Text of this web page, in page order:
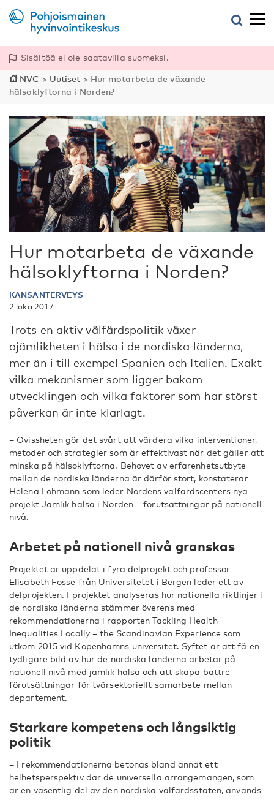
Sisältöä ei ole saatavilla suomeksi.
NVC > Uutiset > Hur motarbeta de växande
hälsoklyftorna i Norden?
Hur motarbeta de växande
hälsoklyftorna i Norden?
KANSANTERVEYS
2 loka 2017
Trots en aktiv välfärdspolitik växer
ojämlikheten i hälsa i de nordiska länderna,
mer än i till exempel Spanien och Italien. Exakt
vilka mekanismer som ligger bakom
utvecklingen och vilka faktorer som har störst
påverkan är inte klarlagt.
– Ovissheten gör det svårt att värdera vilka interventioner,
metoder och strategier som är effektivast när det gäller att
minska på hälsoklyftorna. Behovet av erfarenhetsutbyte
mellan de nordiska länderna är därför stort, konstaterar
Helena Lohmann som leder Nordens välfärdscenters nya
projekt Jämlik hälsa i Norden – förutsättningar på nationell
nivå.
Arbetet på nationell nivå granskas
Projektet är uppdelat i fyra delprojekt och professor
Elisabeth Fosse från Universitetet i Bergen leder ett av
delprojekten. I projektet analyseras hur nationella riktlinjer i
de nordiska länderna stämmer överens med
rekommendationerna i rapporten Tackling Health
Inequalities Locally – the Scandinavian Experience som
utkom 2015 vid Köpenhamns universitet. Syftet är att få en
tydligare bild av hur de nordiska länderna arbetar på
nationell nivå med jämlik hälsa och att skapa bättre
förutsättningar för tvärsektoriellt samarbete mellan
departement.
Starkare kompetens och långsiktig
politik
– I rekommendationerna betonas bland annat ett
helhetsperspektiv där de universella arrangemangen, som
är en väsentlig del av den nordiska välfärdsstaten, används